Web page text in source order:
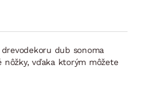
dub sonoma
vďaka ktorým môžete